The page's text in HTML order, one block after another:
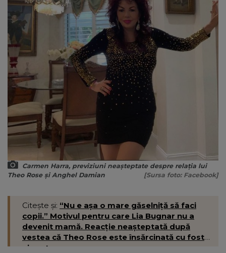
Carmen Harra, previziuni neașteptate despre relația lui
Theo Rose și Anghel Damian
[Sursa foto: Facebook]
Citește și: “Nu e așa o mare găselniță să faci
copii.” Motivul pentru care Lia Bugnar nu a
devenit mamă. Reacție neașteptată după
vestea că Theo Rose este însărcinată cu fostul
ei partener